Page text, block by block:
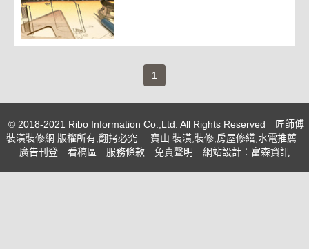
1
© 2018-2021 Ribo Information Co.,Ltd. All Rights Reserved
匠師傅
裝潢裝修網 版權所有,翻拷必究
寶山 裝潢,裝修,房屋修繕,水電推薦
廣告刊登
看稿區 服務條款 免責聲明 網站設計 ︰富森資訊